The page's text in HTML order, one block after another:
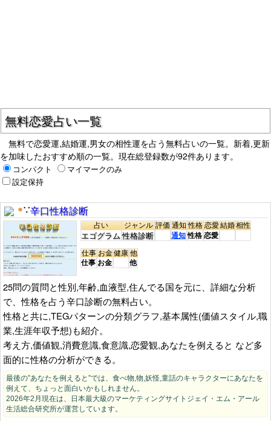
男女の相性占い
は主に、自分が好きな相手が自分の事を好意
を持ち易いか、相思相愛になり易いか,恋愛関係が関係が長続き
しやすいか,喧嘩し易いポイントなどを占います。
また、現在付き合ってる交際相手がいる場合もを含めて、お
互いが惹かれあうポイント,必要とする部分などに、逆に考え方
の相違や衝突し易いポイントなどに気づくきっかけになったり
もします。
他にも、お互いの関係を良くしたり、長続きするためのヒン
トやアドバイスなどが得られたり、進展しやすい時期や停滞す
る時期の参考にできたりします。
今日の運勢,今週の運勢,今月の運勢
運が占えるものが多数あり、今日,明日,週末や特定の日や特定の
期間の恋愛運を占いたい場合におすすめです。
基本的には、全て自分達スタッフで占ってみて、自分達の恋
愛の傾向などと比較して、よく当たると思われる恋愛占いを中
心に紹介しています。
無料恋愛占い一覧
無料で恋愛運,結婚運,男女の相性運を占う無料占いの一覧。新着,更新
を加味したおすすめ順の一覧。現在総登録数が92件あります。
コンパクト
マイマークのみ
設定保持
●∵辛口性格診断
占い
エゴグラム
ジャンル
性格診断
評価通知
通知
性格
性格
恋愛
恋愛
結婚相性
仕事
仕事
お金
お金
健康他
他
25問の質問と性別,年齢,血液型,住んでる国を元に、詳細な分析
で、性格を占う辛口診断の無料占い。
性格と共に,TEGパターンの分類グラフ,基本属性(価値スタイル,職
業,生涯年収予想)も紹介。
考え方,価値観,消費意識,食意識,恋愛観,あなたを例えると など多
面的に性格の分析ができる。
最後の”あなたを例えると”では、食べ物,物,妖怪,童話のキャラクターにあなたを
例えて、ちょっと面白いかもしれません。
2026年2月現在は、日本最大級のマーケティングサイトジェイ・エム・アール
生活総合研究所が運営しています。